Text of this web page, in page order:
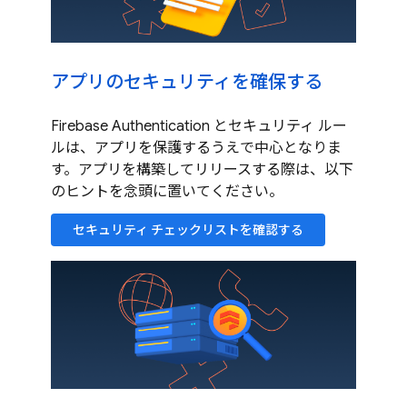
アプリのセキュリティを確保する
Firebase Authentication とセキュリティ ルー
ルは、アプリを保護するうえで中心となりま
す。アプリを構築してリリースする際は、以下
のヒントを念頭に置いてください。
セキュリティ チェックリストを確認する